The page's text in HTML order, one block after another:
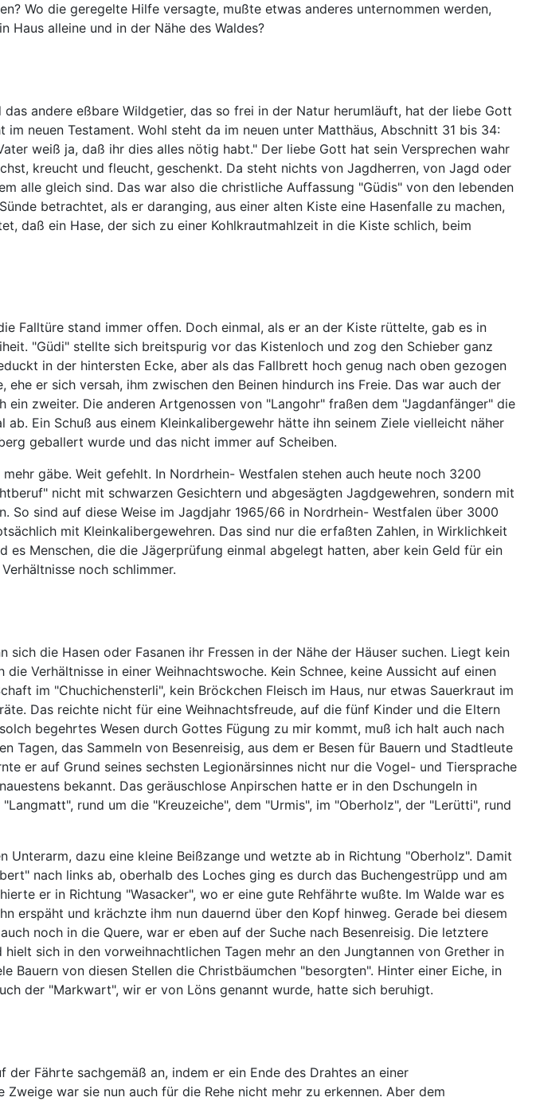
Wo die geregelte Hilfe versagte, mußte etwas anderes unternommen werden,
Haus alleine und in der Nähe des Waldes?
andere eßbare Wildgetier, das so frei in der Natur herumläuft, hat der liebe Gott
neuen Testament. Wohl steht da im neuen unter Matthäus, Abschnitt 31 bis 34:
weiß ja, daß ihr dies alles nötig habt." Der liebe Gott hat sein Versprechen wahr
kreucht und fleucht, geschenkt. Da steht nichts von Jagdherren, von Jagd oder
alle gleich sind. Das war also die christliche Auffassung "Güdis" von den lebenden
betrachtet, als er daranging, aus einer alten Kiste eine Hasenfalle zu machen,
daß ein Hase, der sich zu einer Kohlkrautmahlzeit in die Kiste schlich, beim
Falltüre stand immer offen. Doch einmal, als er an der Kiste rüttelte, gab es in
"Güdi" stellte sich breitspurig vor das Kistenloch und zog den Schieber ganz
in der hintersten Ecke, aber als das Fallbrett hoch genug nach oben gezogen
er sich versah, ihm zwischen den Beinen hindurch ins Freie. Das war auch der
zweiter. Die anderen Artgenossen von "Langohr" fraßen dem "Jagdanfänger" die
Ein Schuß aus einem Kleinkalibergewehr hätte ihn seinem Ziele vielleicht näher
geballert wurde und das nicht immer auf Scheiben.
gäbe. Weit gefehlt. In Nordrhein- Westfalen stehen auch heute noch 3200
nicht mit schwarzen Gesichtern und abgesägten Jagdgewehren, sondern mit
So sind auf diese Weise im Jagdjahr 1965/66 in Nordrhein- Westfalen über 3000
mit Kleinkalibergewehren. Das sind nur die erfaßten Zahlen, in Wirklichkeit
Menschen, die die Jägerprüfung einmal abgelegt hatten, aber kein Geld für ein
noch schlimmer.
die Hasen oder Fasanen ihr Fressen in der Nähe der Häuser suchen. Liegt kein
Verhältnisse in einer Weihnachtswoche. Kein Schnee, keine Aussicht auf einen
im "Chuchichensterli", kein Bröckchen Fleisch im Haus, nur etwas Sauerkraut im
Das reichte nicht für eine Weihnachtsfreude, auf die fünf Kinder und die Eltern
begehrtes Wesen durch Gottes Fügung zu mir kommt, muß ich halt auch nach
Tagen, das Sammeln von Besenreisig, aus dem er Besen für Bauern und Stadtleute
er auf Grund seines sechsten Legionärsinnes nicht nur die Vogel- und Tiersprache
bekannt. Das geräuschlose Anpirschen hatte er in den Dschungeln in
rund um die "Kreuzeiche", dem "Urmis", im "Oberholz", der "Lerütti", rund
Unterarm, dazu eine kleine Beißzange und wetzte ab in Richtung "Oberholz". Damit
nach links ab, oberhalb des Loches ging es durch das Buchengestrüpp und am
er in Richtung "Wasacker", wo er eine gute Rehfährte wußte. Im Walde war es
erspäht und krächzte ihm nun dauernd über den Kopf hinweg. Gerade bei diesem
noch in die Quere, war er eben auf der Suche nach Besenreisig. Die letztere
sich in den vorweihnachtlichen Tagen mehr an den Jungtannen von Grether in
von diesen Stellen die Christbäumchen "besorgten". Hinter einer Eiche, in
der "Markwart", wir er von Löns genannt wurde, hatte sich beruhigt.
Fährte sachgemäß an, indem er ein Ende des Drahtes an einer
war sie nun auch für die Rehe nicht mehr zu erkennen. Aber dem